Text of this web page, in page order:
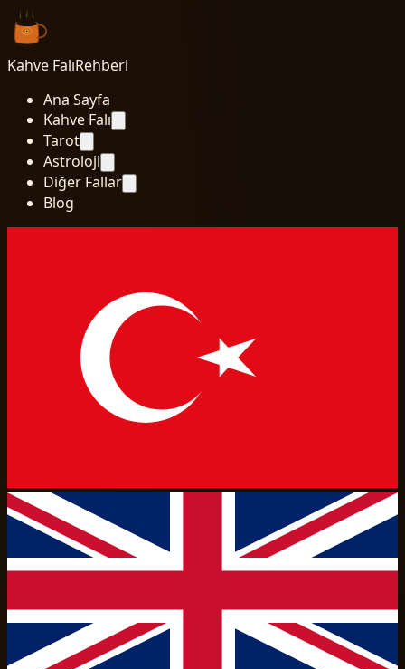
Kahve FalıRehberi
Ana Sayfa
Kahve Falı
Tarot
Astroloji
Diğer Fallar
Blog